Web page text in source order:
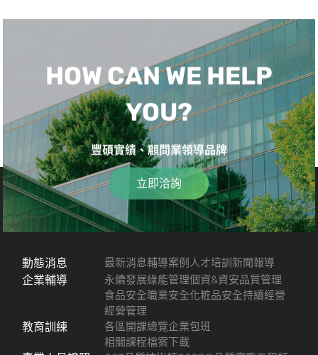
HOW CAN WE HELP
YOU?
豐碩實績、顧問業領導品牌
立即洽詢
動態消息 最新消息輔導案例 人才培訓新聞報導
企業輔導 永續發展綠能管理個資&資安品質管理
食品安全職業安全化粧品安全持續經營
經營管理
教育訓練 各區開課總覽企業包班
相關課程檔案下載